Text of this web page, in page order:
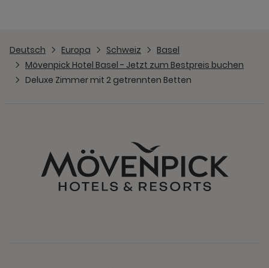
Deutsch Europa Schweiz
Basel
Mövenpick Hotel Basel - Jetzt zum Bestpreis buchen
Deluxe Zimmer mit 2 getrennten Betten